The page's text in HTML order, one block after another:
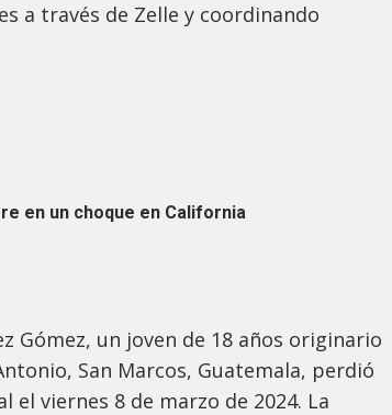
a través de Zelle y coordinando
en un choque en California
Gómez, un joven de 18 años originario
San Marcos, Guatemala, perdió
el viernes 8 de marzo de 2024. La